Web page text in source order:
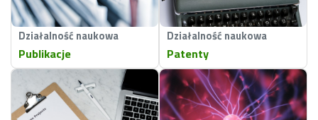
Działalność naukowa
Publikacje
Działalność naukowa
Patenty